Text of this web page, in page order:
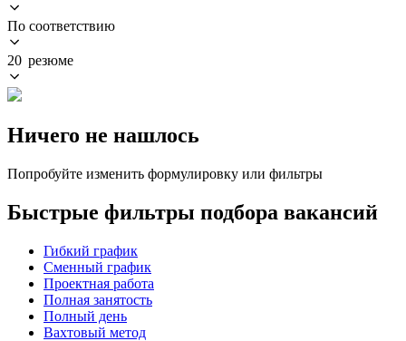
По соответствию
20 резюме
Ничего не нашлось
Попробуйте изменить формулировку или фильтры
Быстрые фильтры подбора вакансий
Гибкий график
Сменный график
Проектная работа
Полная занятость
Полный день
Вахтовый метод